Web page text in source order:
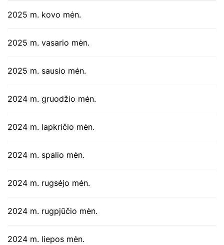
2025 m. kovo mėn.
2025 m. vasario mėn.
2025 m. sausio mėn.
2024 m. gruodžio mėn.
2024 m. lapkričio mėn.
2024 m. spalio mėn.
2024 m. rugsėjo mėn.
2024 m. rugpjūčio mėn.
2024 m. liepos mėn.